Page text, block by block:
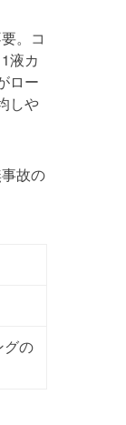
。コ
液カ
ロー
しや
故の
グの